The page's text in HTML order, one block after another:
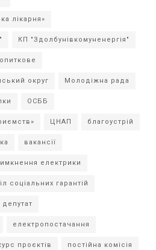
лікарня»
КП "Здолбунівкомуненергія"
округ Молодіжна рада
ОСББ
ЦНАП благоустрій
вакансії
електрики
соціальних гарантій
депутат
електропостачання
проєктів постійна комісія